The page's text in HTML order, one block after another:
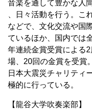
音楽を通して豊かな人
、日々活動を行う。こ
などで、文化交流や国
ているほか、国内では
年連続金賞受賞による
場、20回の金賞を受賞
日本大震災チャリティ
極的に行っている。
【龍谷大学吹奏楽部】